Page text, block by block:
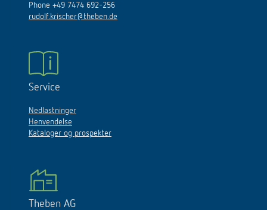
Phone +49 7474 692-256
rudolf.krischer@theben.de
Service
Nedlastninger
Henvendelse
Kataloger og prospekter
Theben AG